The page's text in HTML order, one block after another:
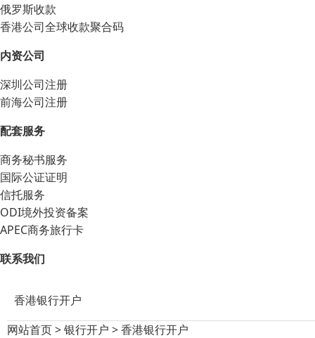
俄罗斯收款
香港公司全球收款聚合码
内资公司
深圳公司注册
前海公司注册
配套服务
商务秘书服务
国际公证证明
信托服务
ODI境外投资备案
APEC商务旅行卡
联系我们
香港银行开户
网站首页>银行开户 >香港银行开户